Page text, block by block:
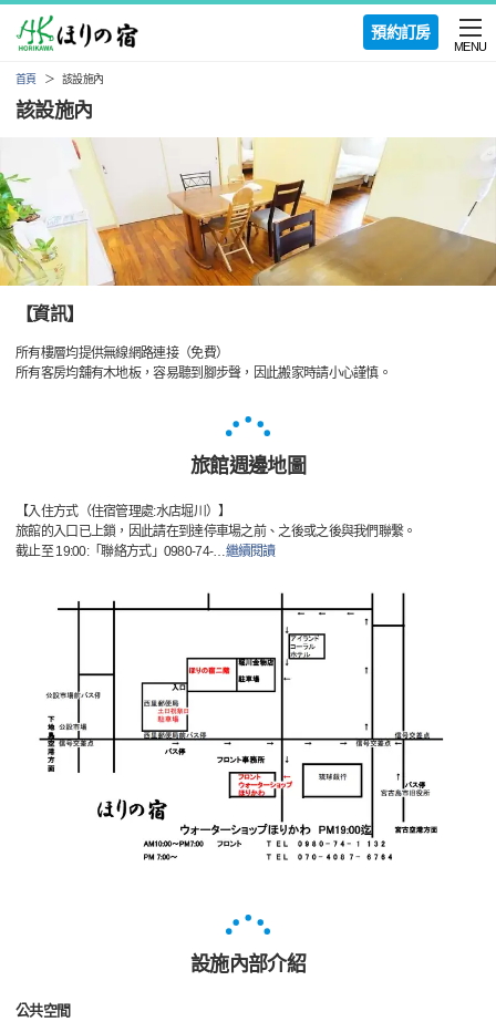
預約訂房
MENU
首頁 該設施內
該設施內
【資訊】
所有樓層均提供無線網路連接（免費）
所有客房均舖有木地板，容易聽到腳步聲，因此搬家時請小心謹慎。
旅館週邊地圖
【入住方式（住宿管理處:水店堀川）】
旅館的入口已上鎖，因此請在到達停車場之前、之後或之後與我們聯繫。
截止至 19:00:「聯絡方式」0980-74-…繼續閱讀
設施內部介紹
公共空間